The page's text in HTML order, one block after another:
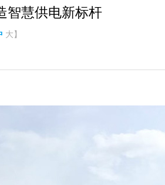
智慧供电新标杆
大】